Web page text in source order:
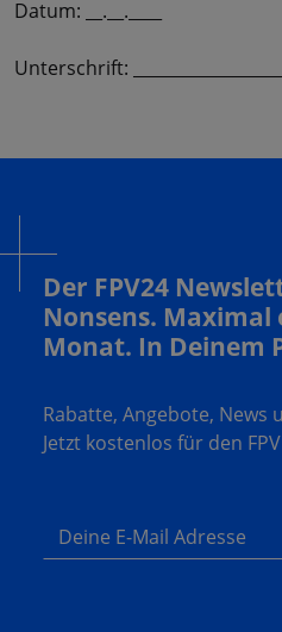
Datum: __.__.____
Unterschrift:
Der FPV24
Nonsens. Maximal
Monat. In Deinem
Rabatte, Angebote, News
Jetzt kostenlos für den
Deine E-Mail Adresse